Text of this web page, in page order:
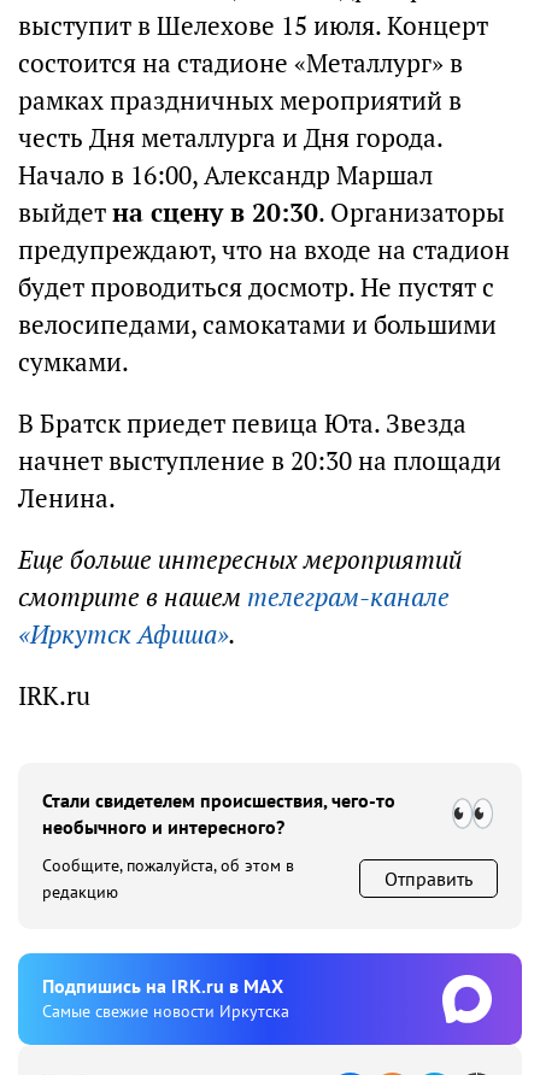
выступит в Шелехове 15 июля. Концерт
состоится на стадионе «Металлург» в
рамках праздничных мероприятий в
честь Дня металлурга и Дня города.
Начало в 16:00, Александр Маршал
выйдетна сцену в 20:30. Организаторы
предупреждают, что на входе на стадион
будет проводиться досмотр. Не пустят с
велосипедами, самокатами и большими
сумками.
В Братск приедет певица Юта. Звезда
начнет выступление в 20:30 на площади
Ленина.
Еще больше интересных мероприятий
смотрите в нашем телеграм-канале
«Иркутск Афиша».
IRK.ru
Стали свидетелем происшествия, чего-то
необычного и интересного?
Сообщите, пожалуйста, об этом в
редакцию
Отправить
Подпишиcь на IRK.ru в MAX
Cамые свежие новости Иркутска